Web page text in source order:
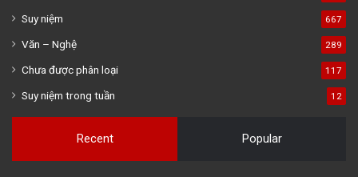
Suy niệm 667
Văn – Nghệ 289
Chưa được phân loại 117
Suy niệm trong tuần 12
Recent Popular